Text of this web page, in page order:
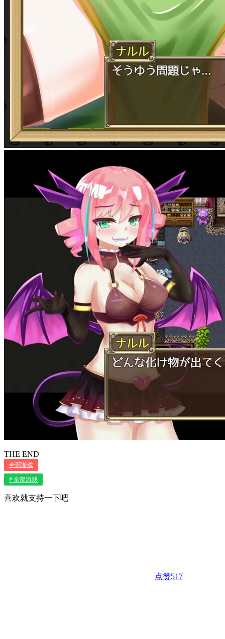
THE END
全部游戏
# 全部游戏
喜欢就支持一下吧
点赞517